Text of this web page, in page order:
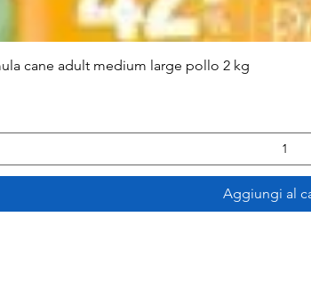
cane adult medium large pollo 2 kg
Aggiungi al